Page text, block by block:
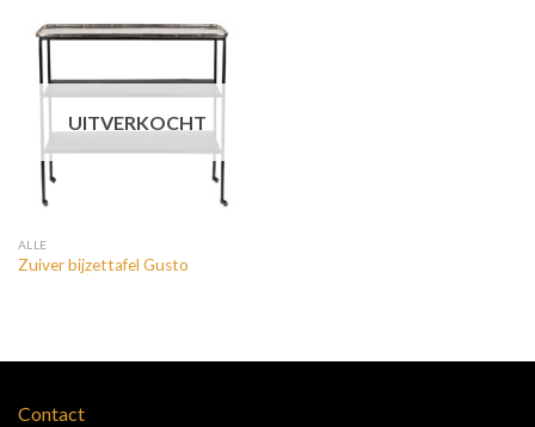
UITVERKOCHT
ALLE
Zuiver bijzettafel Gusto
Contact